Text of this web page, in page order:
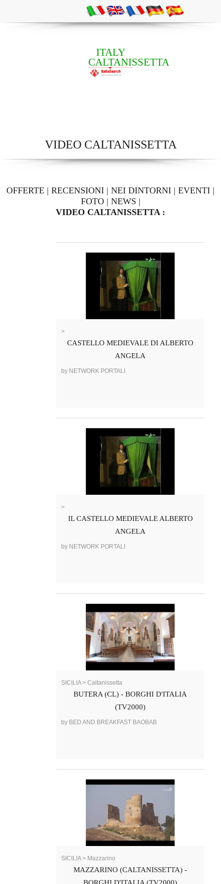
ITALY
CALTANISSETTA
VIDEO CALTANISSETTA
OFFERTE | RECENSIONI | NEI DINTORNI | EVENTI |
FOTO| NEWS |
VIDEO CALTANISSETTA :
>
CASTELLO MEDIEVALE DI ALBERTO
ANGELA
by NETWORK PORTALI
>
IL CASTELLO MEDIEVALE ALBERTO
ANGELA
by NETWORK PORTALI
SICILIA > Caltanissetta
BUTERA (CL) - BORGHI D'ITALIA
(TV2000)
by BED AND BREAKFAST BAOBAB
SICILIA > Mazzarino
MAZZARINO (CALTANISSETTA) -